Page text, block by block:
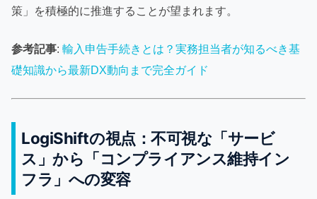
策」を積極的に推進することが望まれます。
参考記事: 輸入申告手続きとは？実務担当者が知るべき基
礎知識から最新DX動向まで完全ガイド
LogiShiftの視点：不可視な「サービ
ス」から「コンプライアンス維持イン
フラ」への変容